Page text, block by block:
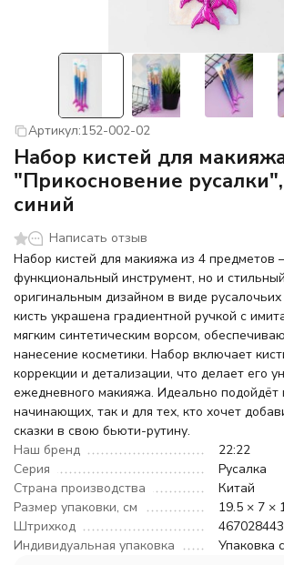
Артикул:152-002-02
Набор кистей для
"Прикосновение
синий
Написать отзыв
Набор кистей для макияжа из 4 предметов
функциональный инструмент, но и
оригинальным дизайном в виде
кисть украшена градиентной ручкой с
мягким синтетическим ворсом,
нанесение косметики. Набор включает
коррекции и детализации, что делает его
ежедневного макияжа. Идеально подойдёт
начинающих, так и для тех, кто хочет
сказки в свою бьюти-рутину.
Наш бренд
22:22
Серия
Русалка
Страна производства
Китай
Размер упаковки, см
19.5 × 7 ×
Штрихкод
Индивидуальная упаковка
Упаковка